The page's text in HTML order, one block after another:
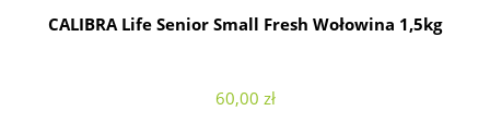
CALIBRA Life Senior Small Fresh Wołowina 1,5kg
60,00 zł